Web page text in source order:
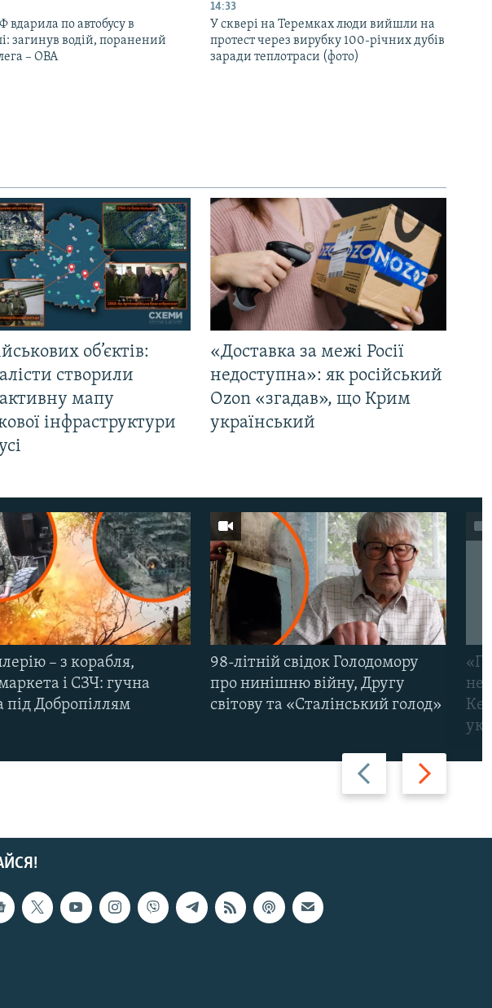
вдарила по автобусу в
загинув водій, поранений
– ОВА
14:33
У сквері на Теремках люди вийшли на
протест через вирубку 100-річних дубів
заради теплотраси (фото)
об’єктів:
створили
мапу
інфраструктури
«Доставка за межі Росії
недоступна»: як російський
Ozon «згадав», що Крим
український
Назад Вперед
– з корабля,
і СЗЧ: гучна
під Добропіллям
98-літній свідок Голодомору
про нинішню війну, Другу
світову та «Сталінський голод»